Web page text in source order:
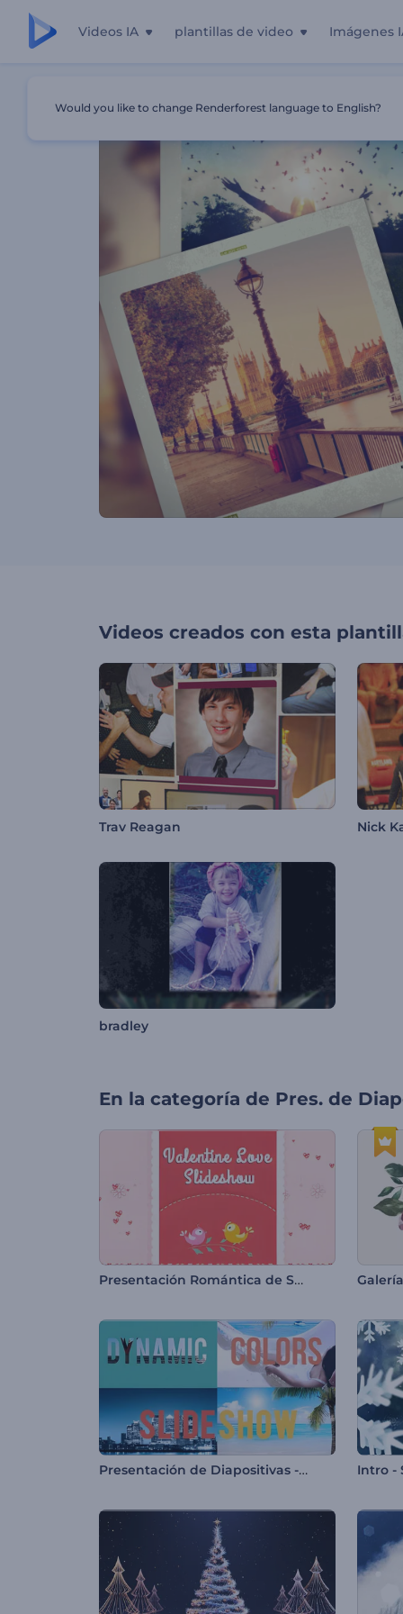
Videos IA plantillas de video Imágenes
Videos creados con esta
Trav Reagan Nick
bradley
En la categoría de Pres. de
Presentación Romántica de San Valentín
Presentación de Diapositivas - Colores Dinámicos Intro -
Would you like to change Renderforest language to English?